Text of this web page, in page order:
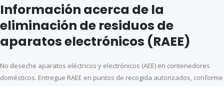
Información acerca de la
eliminación de residuos de
aparatos electrónicos (RAEE)
No deseche aparatos eléctricos y electrónicos (AEE) en contenedores
domésticos. Entregue RAEE en puntos de recogida autorizados, conforme